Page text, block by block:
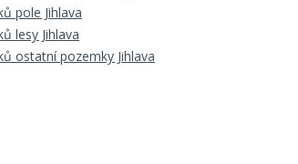
pole Jihlava
lesy Jihlava
ostatní pozemky Jihlava